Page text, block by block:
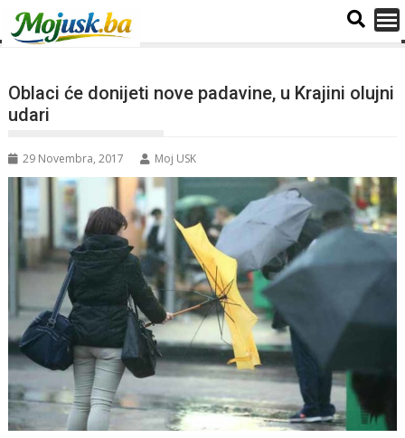
Oblaci će donijeti nove padavine, u Krajini olujni
udari
29 Novembra, 2017 Moj USK